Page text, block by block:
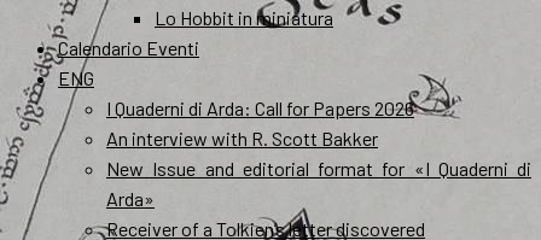
Lo Hobbit in miniatura
Calendario Eventi
ENG
I Quaderni di Arda: Call for Papers 2026
An interview with R. Scott Bakker
New Issue and editorial format for «I Quaderni di
Arda»
Receiver of a Tolkien’s letter discovered